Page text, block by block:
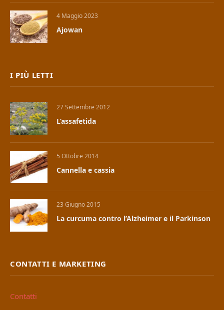
4 Maggio 2023
Ajowan
I PIÙ LETTI
27 Settembre 2012
L’assafetida
5 Ottobre 2014
Cannella e cassia
23 Giugno 2015
La curcuma contro l’Alzheimer e il Parkinson
CONTATTI E MARKETING
Contatti